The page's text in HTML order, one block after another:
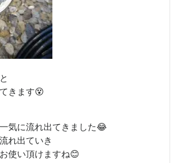
きます😵
気に流れ出てきました😂
れ出ていき
使い頂けますね😊